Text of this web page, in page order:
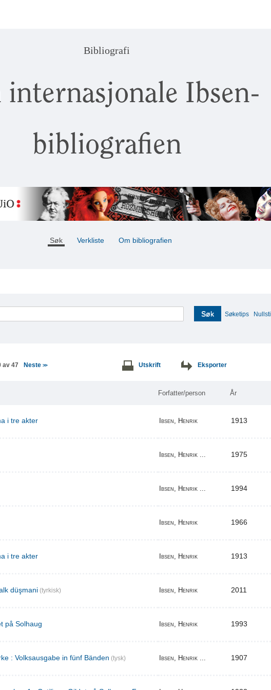
Bibliografi
internasjonale Ibsen-
bibliografien
Søk Verkliste Om bibliografien
Søk Søketips Nullstill
av 47 Neste>> Utskrift Eksporter
Forfatter/person År
i tre akter Ibsen, Henrik 1913
Ibsen, Henrik ... 1975
Ibsen, Henrik ... 1994
Ibsen, Henrik 1966
i tre akter Ibsen, Henrik 1913
düşmani (tyrkisk) Ibsen, Henrik 2011
på Solhaug Ibsen, Henrik 1993
: Volksausgabe in fünf Bänden (tysk) Ibsen, Henrik ... 1907